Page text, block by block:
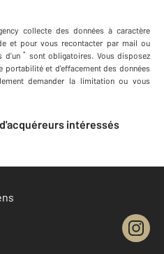
collecte des données à caractère
et pour vous recontacter par mail ou
d'un * sont obligatoires. Vous disposez
et d'effacement des données
demander la limitation ou vous
d'acquéreurs intéressés